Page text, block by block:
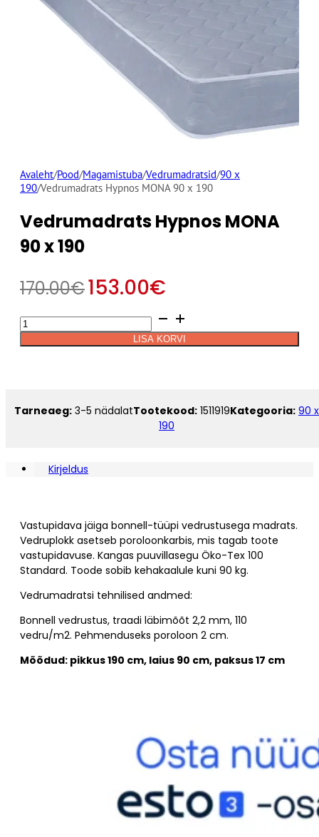
Avaleht/Pood/Magamistuba/Vedrumadratsid/90 x
190/Vedrumadrats Hypnos MONA 90 x 190
Vedrumadrats Hypnos MONA
90 x 190
170.00€153.00€
Vedrumadrats
Hypnos
MONA
kogus
LISA KORVI
Alternative:
Tarneaeg: 3-5 nädalatTootekood: 1511919Kategooria: 90 x
190
Kirjeldus
Vastupidava jäiga bonnell-tüüpi vedrustusega madrats.
Vedruplokk asetseb poroloonkarbis, mis tagab toote
vastupidavuse. Kangas puuvillasegu Öko-Tex 100
Standard. Toode sobib kehakaalule kuni 90 kg.
Vedrumadratsi tehnilised andmed:
Bonnell vedrustus, traadi läbimõõt 2,2 mm, 110
vedru/m2. Pehmenduseks poroloon 2 cm.
Mõõdud: pikkus 190 cm, laius 90 cm, paksus 17 cm